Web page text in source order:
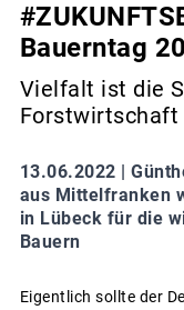
Bauerntag
Vielfalt ist die
Forstwirtschaft
13.06.2022 |
aus Mittelfranken
in Lübeck für die
Bauern
Eigentlich sollte der